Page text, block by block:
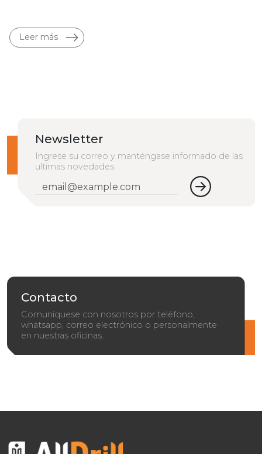
Leer más
Newsletter
Ingrese su correo y manténgase informado de las
ultimas novedades
Contacto
Comuníquese con nosotros por teléfono,
whatsapp, correo electrónico o personalmente
en nuestras oficinas.